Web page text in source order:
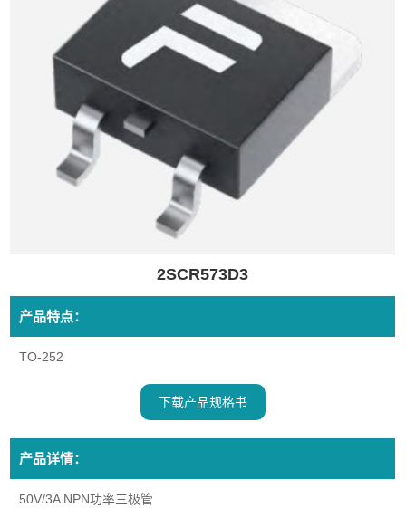
2SCR573D3
产品特点：
TO-252
下载产品规格书
产品详情：
50V/3A NPN功率三极管